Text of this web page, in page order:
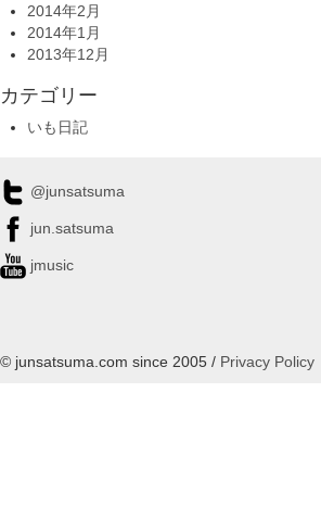
2014年2月
2014年1月
2013年12月
カテゴリー
いも日記
@junsatsuma
jun.satsuma
jmusic
© junsatsuma.com since 2005 / Privacy Policy